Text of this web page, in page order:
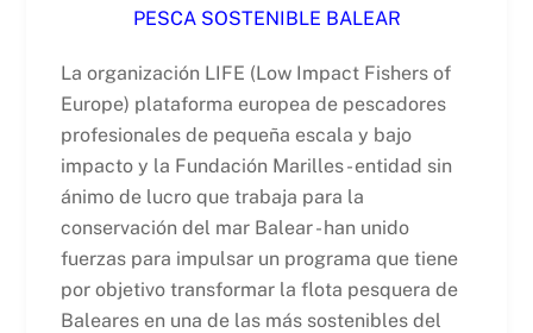
PESCA SOSTENIBLE BALEAR
La organización LIFE (Low Impact Fishers of
Europe) plataforma europea de pescadores
profesionales de pequeña escala y bajo
impacto y la Fundación Marilles - entidad sin
ánimo de lucro que trabaja para la
conservación del mar Balear - han unido
fuerzas para impulsar un programa que tiene
por objetivo transformar la flota pesquera de
Baleares en una de las más sostenibles del